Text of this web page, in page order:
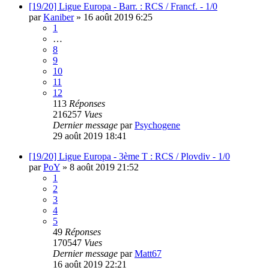
[19/20] Ligue Europa - Barr. : RCS / Francf. - 1/0
parKaniber» 16 août 2019 6:25
1
…
8
9
10
11
12
113 Réponses
216257 Vues
Dernier message parPsychogene
29 août 2019 18:41
[19/20] Ligue Europa - 3ème T : RCS / Plovdiv - 1/0
parPoY » 8 août 2019 21:52
1
2
3
4
5
49 Réponses
170547 Vues
Dernier message parMatt67
16 août 2019 22:21